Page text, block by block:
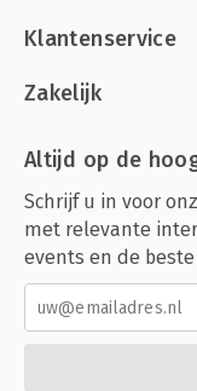
Klantenservice
Zakelijk
Altijd op de
Schrijf u in voor
met relevante
events en de